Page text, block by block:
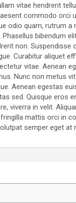
vitae hendrerit
commodo orci
odio quam, rutrum a
bibendum
non. Suspendisse
Curabitur aliquet
vitae. Aenean
Nunc non metus
Aenean egestas
sed. Quisque eros
viverra in velit.
mattis orci in
semper eget at